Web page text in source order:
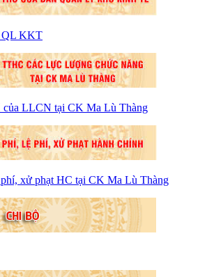
QL KKT
của LLCN tại CK Ma Lù Thàng
xử phạt HC tại CK Ma Lù Thàng